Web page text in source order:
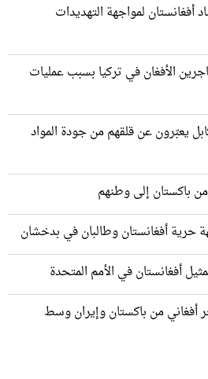
أفغانستان لمواجهة التهديدات
الأفغان في تركيا بسبب عمليات
يعبّرون عن قلقهم من جودة المواد
حرية أفغانستان وطالبان في بدخشان
أفغانستان في الأمم المتحدة
من 2000 مهاجر أفغاني من باكستان وإيران وسط